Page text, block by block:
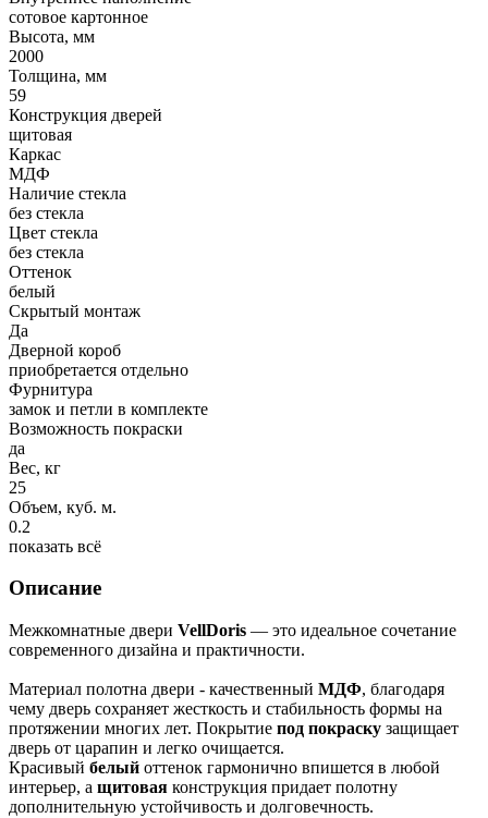
сотовое картонное
Высота, мм
2000
Толщина, мм
59
Конструкция дверей
щитовая
Каркас
МДФ
Наличие стекла
без стекла
Цвет стекла
без стекла
Оттенок
белый
Скрытый монтаж
Да
Дверной короб
приобретается отдельно
Фурнитура
замок и петли в комплекте
Возможность покраски
да
Вес, кг
25
Объем, куб. м.
0.2
показать всё
Описание
Межкомнатные двери VellDoris — это идеальное сочетание
современного дизайна и практичности.
Материал полотна двери - качественный МДФ, благодаря
чему дверь сохраняет жесткость и стабильность формы на
протяжении многих лет. Покрытие под покраску защищает
дверь от царапин и легко очищается.
Красивый белый оттенок гармонично впишется в любой
интерьер, а щитовая конструкция придает полотну
дополнительную устойчивость и долговечность.